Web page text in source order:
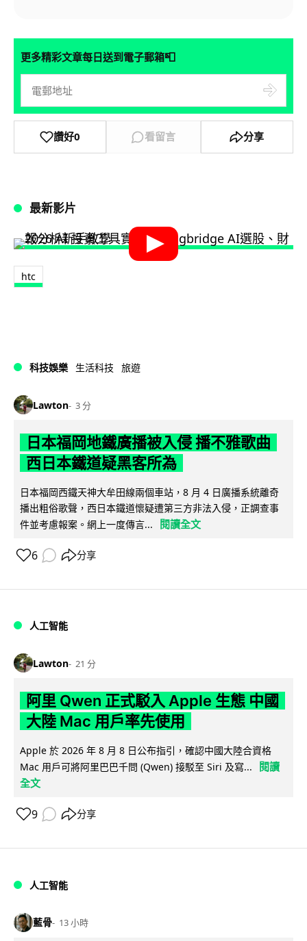
更多精彩文章每日送到電子郵箱📮
讚好0 看留言 分享
最新影片
htc
科技娛樂 生活科技 旅遊
Lawton 3 分
日本福岡地鐵廣播被入侵 播不雅歌曲
西日本鐵道疑黑客所為
日本福岡西鐵天神大牟田線兩個車站，8 月 4 日廣播系統離奇
播出粗俗歌聲，西日本鐵道懷疑遭第三方非法入侵，正調查事
件並考慮報案。網上一度傳言...
閱讀全文
6 分享
人工智能
Lawton 21 分
阿里 Qwen 正式駁入 Apple 生態 中國
大陸 Mac 用戶率先使用
Apple 於 2026 年 8 月 8 日公布指引，確認中國大陸合資格
Mac 用戶可將阿里巴巴千問 (Qwen) 接駁至 Siri 及寫...
閱讀
全文
9 分享
人工智能
藍骨 13 小時